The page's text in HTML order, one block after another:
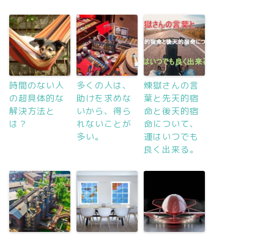
時間のない人
の超具体的な
解決方法と
は？
多くの人は、
助けを求めな
いから、得ら
れないことが
多い。
煉獄さんの言
葉と先天的宿
命と後天的宿
命について、
運はいつでも
良く出来る。